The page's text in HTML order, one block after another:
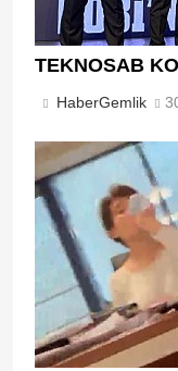
TEKNOSAB
HaberGemlik